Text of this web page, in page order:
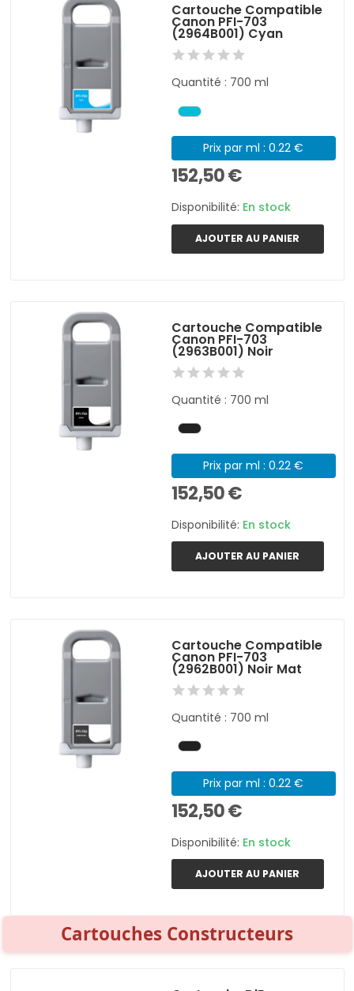
Cartouche Compatible
Canon PFI-703
(2964B001) Cyan
Quantité : 700 ml
Prix par ml : 0.22 €
152,50 €
Disponibilité: En stock
AJOUTER AU PANIER
Cartouche Compatible
Canon PFI-703
(2963B001) Noir
Quantité : 700 ml
Prix par ml : 0.22 €
152,50 €
Disponibilité: En stock
AJOUTER AU PANIER
Cartouche Compatible
Canon PFI-703
(2962B001) Noir Mat
Quantité : 700 ml
Prix par ml : 0.22 €
152,50 €
Disponibilité: En stock
AJOUTER AU PANIER
Cartouches Constructeurs